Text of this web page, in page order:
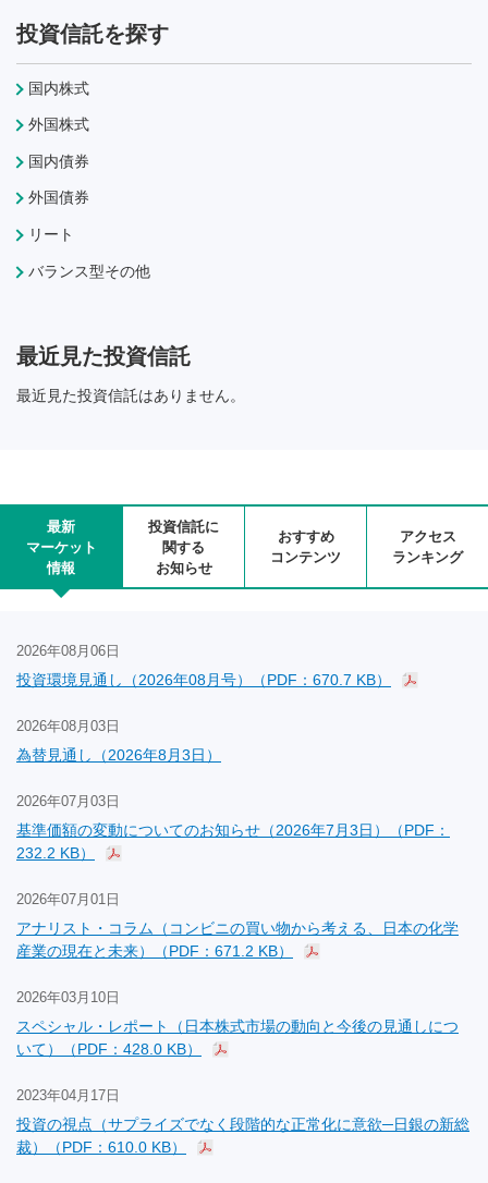
投資信託を探す
国内株式
外国株式
国内債券
外国債券
リート
バランス型その他
最近見た投資信託
最近見た投資信託はありません。
最新
マーケット
情報
投資信託に
関する
お知らせ
おすすめ
コンテンツ
アクセス
ランキング
2026年08月06日
投資環境見通し（2026年08月号）（PDF：670.7 KB）
2026年08月03日
為替見通し（2026年8月3日）
2026年07月03日
基準価額の変動についてのお知らせ（2026年7月3日）（PDF：
232.2 KB）
2026年07月01日
アナリスト・コラム（コンビニの買い物から考える、日本の化学
産業の現在と未来）（PDF：671.2 KB）
2026年03月10日
スペシャル・レポート（日本株式市場の動向と今後の見通しにつ
いて）（PDF：428.0 KB）
2023年04月17日
投資の視点（サプライズでなく段階的な正常化に意欲─日銀の新総
裁）（PDF：610.0 KB）